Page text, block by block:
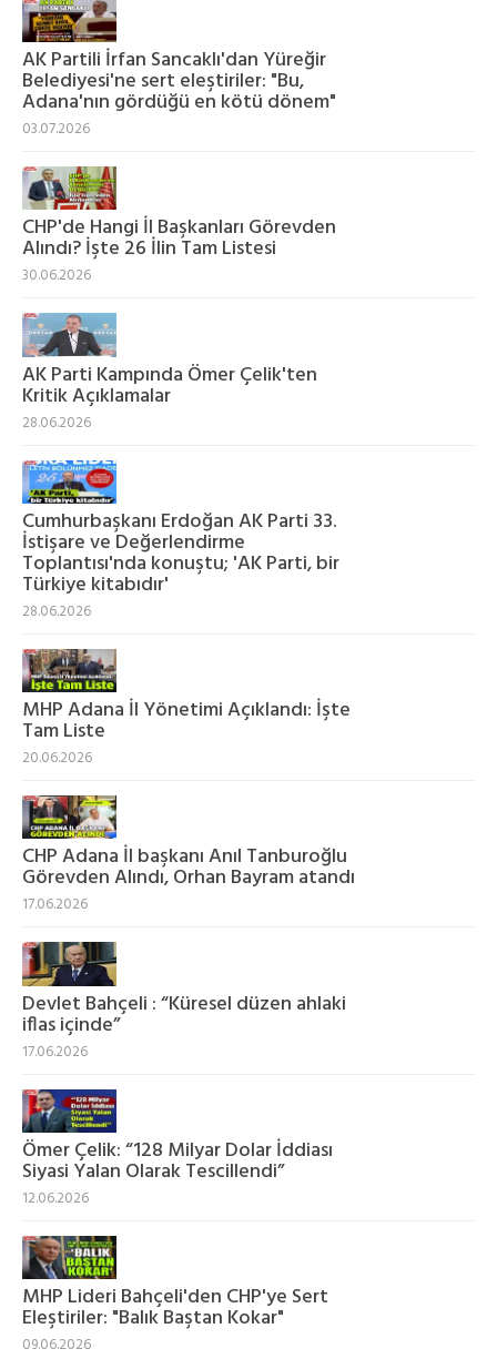
AK Partili İrfan Sancaklı'dan Yüreğir
Belediyesi'ne sert eleştiriler: "Bu,
Adana'nın gördüğü en kötü dönem"
03.07.2026
CHP'de Hangi İl Başkanları Görevden
Alındı? İşte 26 İlin Tam Listesi
30.06.2026
AK Parti Kampında Ömer Çelik'ten
Kritik Açıklamalar
28.06.2026
Cumhurbaşkanı Erdoğan AK Parti 33.
İstişare ve Değerlendirme
Toplantısı'nda konuştu; 'AK Parti, bir
Türkiye kitabıdır'
28.06.2026
MHP Adana İl Yönetimi Açıklandı: İşte
Tam Liste
20.06.2026
CHP Adana İl başkanı Anıl Tanburoğlu
Görevden Alındı, Orhan Bayram atandı
17.06.2026
Devlet Bahçeli : “Küresel düzen ahlaki
iflas içinde”
17.06.2026
Ömer Çelik: “128 Milyar Dolar İddiası
Siyasi Yalan Olarak Tescillendi”
12.06.2026
MHP Lideri Bahçeli'den CHP'ye Sert
Eleştiriler: "Balık Baştan Kokar"
09.06.2026